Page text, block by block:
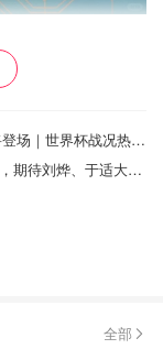
/ 王晓慧 / 更多...
阿根廷3-0，梅西上演帽子戏法！C罗即将登场｜世界杯战况热点持续更新
《四渡》Crossing 北美7月10日重磅上映，期待刘烨、于适大银幕突围！
全部